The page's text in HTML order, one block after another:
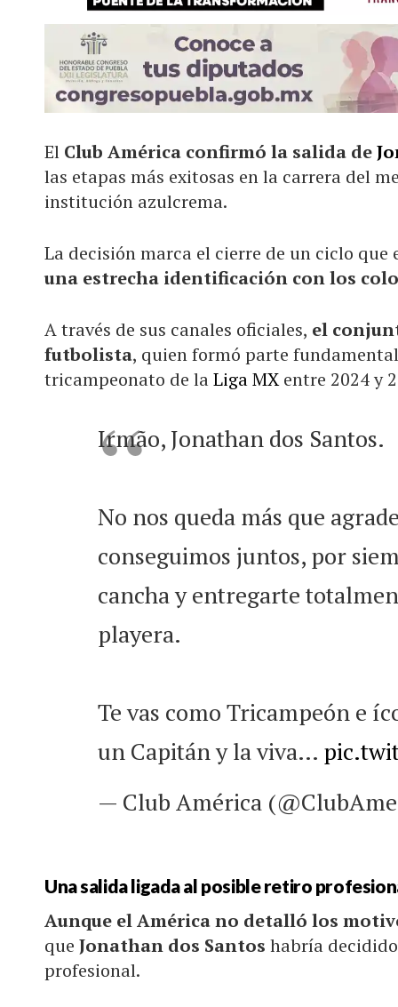
El Club América confirmó la salida de
las etapas más exitosas en la carrera del
institución azulcrema.
La decisión marca el cierre de un ciclo
una estrecha identificación con los
A través de sus canales oficiales, el
futbolista, quien formó parte
tricampeonato de laLiga MXentre 2024 y
Irmão, Jonathan dos Santos.
No nos queda más que
conseguimos juntos, por
cancha y entregarte
playera.
Te vas como Tricampeón e
un Capitán y la viva…
— Club América
Una salida ligada al posible retiro
Aunque el América no detalló los
que Jonathan dos Santos habría
profesional.